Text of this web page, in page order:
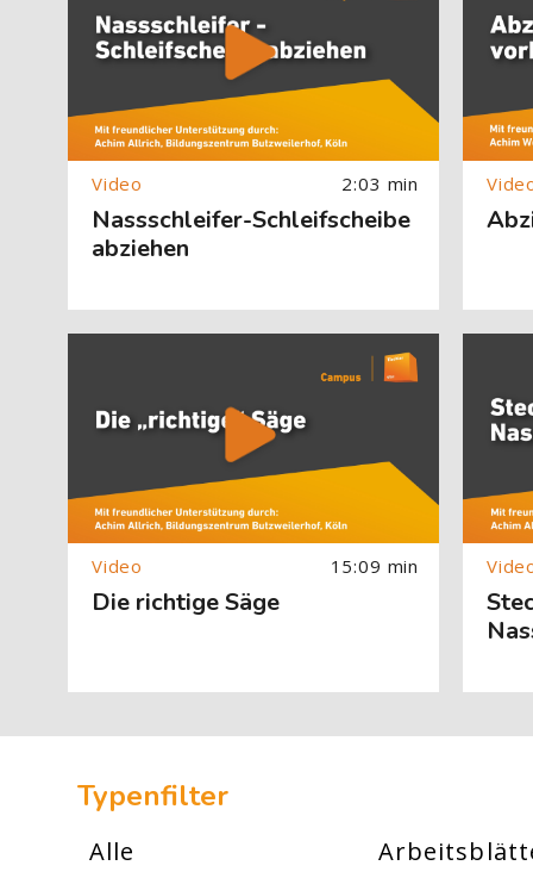
2:03 min
Nassschleifer-Schleifscheibe
abziehen
[Cocoon] About (Text with Image) überspringen
15:09 min
Die richtige Säge
Typenfilter
Alle